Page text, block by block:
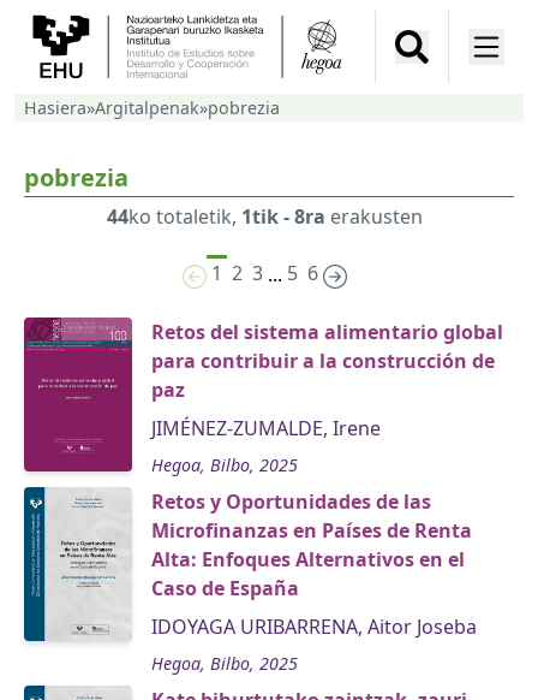
Hasiera»Argitalpenak»pobrezia
pobrezia
44ko totaletik, 1tik - 8ra erakusten
1 2 3 ... 5 6
Retos del sistema alimentario global
para contribuir a la construcción de
paz
JIMÉNEZ-ZUMALDE, Irene
Hegoa, Bilbo, 2025
Retos y Oportunidades de las
Microfinanzas en Países de Renta
Alta: Enfoques Alternativos en el
Caso de España
IDOYAGA URIBARRENA, Aitor Joseba
Hegoa, Bilbo, 2025